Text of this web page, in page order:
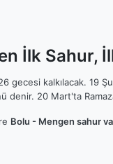
İlk Sahur,
gecesi kalkılacak. 19
denir. 20 Mart'ta
Bolu - Mengen sahur